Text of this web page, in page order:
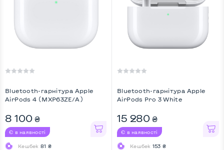
Bluetooth-гарнiтура Apple
AirPods 4 (MXP63ZE/A)
8 100 ₴
Є в наявності
Кешбек 81 ₴
Bluetooth-гарнiтура Apple
AirPods Pro 3 White
15 280 ₴
Є в наявності
Кешбек 153 ₴